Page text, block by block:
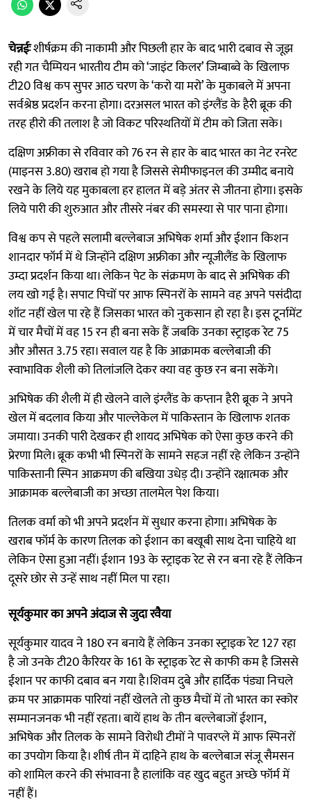
चेन्नईःशीर्षक्रम की नाकामी और पिछली हार के बाद भारी दबाव से जूझ
रही गत चैम्पियन भारतीय टीम को ‘जाइंट किलर’ जिम्बाब्वे के खिलाफ
टी20 विश्व कप सुपर आठ चरण के ‘करो या मरो’ के मुकाबले में अपना
सर्वश्रेष्ठ प्रदर्शन करना होगा। दरअसल भारत को इंग्लैंड के हैरी ब्रूक की
तरह हीरो की तलाश है जो विकट परिस्थतियों में टीम को जिता सके।
दक्षिण अफ्रीका से रविवार को 76 रन से हार के बाद भारत का नेट रनरेट
(माइनस 3.80) खराब हो गया है जिससे सेमीफाइनल की उम्मीद बनाये
रखने के लिये यह मुकाबला हर हालत में बड़े अंतर से जीतना होगा। इसके
लिये पारी की शुरुआत और तीसरे नंबर की समस्या से पार पाना होगा।
विश्व कप से पहले सलामी बल्लेबाज अभिषेक शर्मा और ईशान किशन
शानदार फॉर्म में थे जिन्होंने दक्षिण अफ्रीका और न्यूजीलैंड के खिलाफ
उम्दा प्रदर्शन किया था। लेकिन पेट के संक्रमण के बाद से अभिषेक की
लय खो गई है। सपाट पिचों पर आफ स्पिनरों के सामने वह अपने पसंदीदा
शॉट नहीं खेल पा रहे हैं जिसका भारत को नुकसान हो रहा है। इस टूर्नामेंट
में चार मैचों में वह 15 रन ही बना सके हैं जबकि उनका स्ट्राइक रेट 75
और औसत 3.75 रहा। सवाल यह है कि आक्रामक बल्लेबाजी की
स्वाभाविक शैली को तिलांजलि देकर क्या वह कुछ रन बना सकेंगे।
अभिषेक की शैली में ही खेलने वाले इंग्लैंड के कप्तान हैरी ब्रूक ने अपने
खेल में बदलाव किया और पाल्लेकेल में पाकिस्तान के खिलाफ शतक
जमाया। उनकी पारी देखकर ही शायद अभिषेक को ऐसा कुछ करने की
प्रेरणा मिले। ब्रूक कभी भी स्पिनरों के सामने सहज नहीं रहे लेकिन उन्होंने
पाकिस्तानी स्पिन आक्रमण की बखिया उधेड़ दी। उन्होंने रक्षात्मक और
आक्रामक बल्लेबाजी का अच्छा तालमेल पेश किया।
तिलक वर्मा को भी अपने प्रदर्शन में सुधार करना होगा। अभिषेक के
खराब फॉर्म के कारण तिलक को ईशान का बखूबी साथ देना चाहिये था
लेकिन ऐसा हुआ नहीं। ईशान 193 के स्ट्राइक रेट से रन बना रहे हैं लेकिन
दूसरे छोर से उन्हें साथ नहीं मिल पा रहा।
सूर्यकुमार का अपने अंदाज से जुदा रवैया
सूर्यकुमार यादव ने 180 रन बनाये हैं लेकिन उनका स्ट्राइक रेट 127 रहा
है जो उनके टी20 कैरियर के 161 के स्ट्राइक रेट से काफी कम है जिससे
ईशान पर काफी दबाव बन गया है।शिवम दुबे और हार्दिक पंड्या निचले
क्रम पर आक्रामक पारियां नहीं खेलते तो कुछ मैचों में तो भारत का स्कोर
सम्मानजनक भी नहीं रहता। बायें हाथ के तीन बल्लेबाजों ईशान,
अभिषेक और तिलक के सामने विरोधी टीमों ने पावरप्ले में आफ स्पिनरों
का उपयोग किया है। शीर्ष तीन में दाहिने हाथ के बल्लेबाज संजू सैमसन
को शामिल करने की संभावना है हालांकि वह खुद बहुत अच्छे फॉर्म में
नहीं हैं।